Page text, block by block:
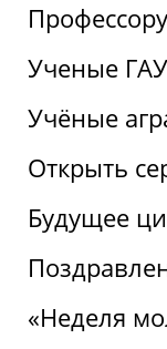
Ученые
Учёные
Открыть
Будущее
«Неделя